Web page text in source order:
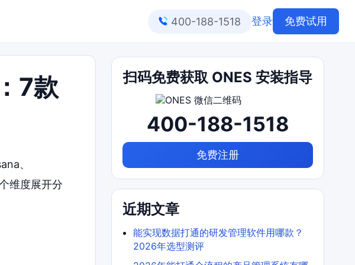
400-188-1518 登录 免费试用
7款
、
维度展开分
扫码免费获取 ONES 安装指导
400-188-1518
免费注册
近期文章
能实现数据打通的研发管理软件用哪款？
2026年选型测评